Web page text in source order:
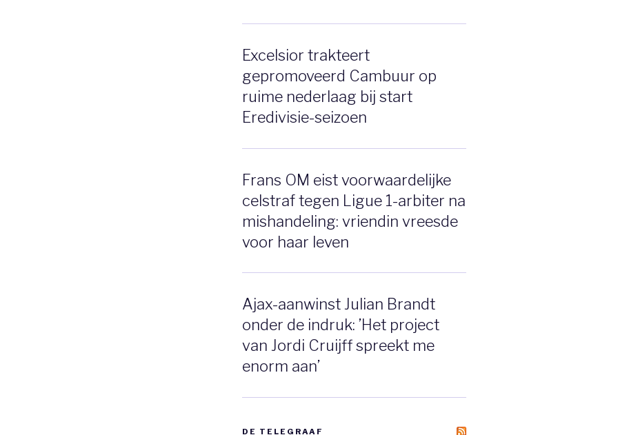
Excelsior trakteert
gepromoveerd Cambuur op
ruime nederlaag bij start
Eredivisie-seizoen
Frans OM eist voorwaardelijke
celstraf tegen Ligue 1-arbiter na
mishandeling: vriendin vreesde
voor haar leven
Ajax-aanwinst Julian Brandt
onder de indruk: ’Het project
van Jordi Cruijff spreekt me
enorm aan’
DE TELEGRAAF